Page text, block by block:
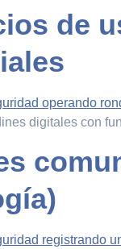
de
digitales con